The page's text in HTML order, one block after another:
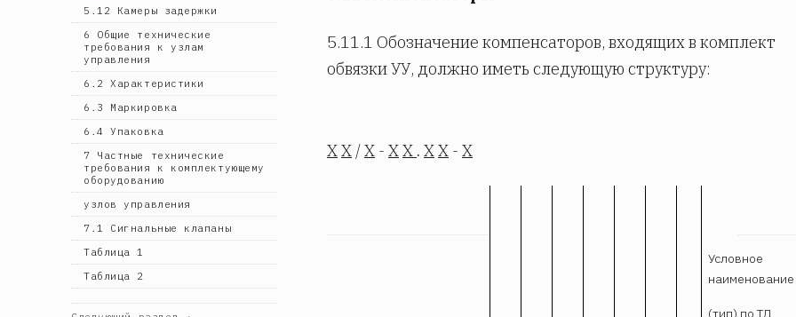
5.12 Камеры задержки
6 Общие технические
требования к узлам
управления
6.2 Характеристики
6.3 Маркировка
6.4 Упаковка
7 Частные технические
требования к комплектующему
оборудованию
узлов управления
7.1 Сигнальные клапаны
Таблица 1
Таблица 2
5.11.1 Обозначение компенсаторов, входящих в комплект
обвязки УУ, должно иметь следующую структуру:
ХХ /Х - ХХ . ХХ - Х
Условное
наименование
(тип) по ТД